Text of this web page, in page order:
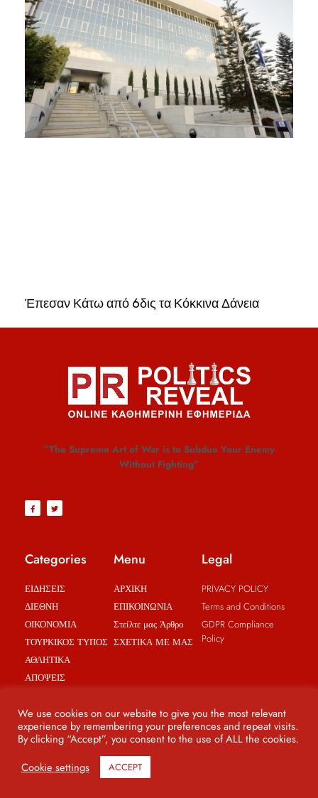
Έπεσαν Κάτω από 6δις τα Κόκκινα Δάνεια
”The Supreme Art of War is to Subdue Your Enemy
Without Fighting”
Categories
ΕΙΔΗΣΕΙΣ
ΔΙΕΘΝΗ
ΟΙΚΟΝΟΜΙΑ
ΤΟΥΡΚΙΚΟΣ ΤΥΠΟΣ
ΑΘΛΗΤΙΚΑ
ΑΠΟΨΕΙΣ
Menu
ΑΡΧΙΚΗ
ΕΠΙΚΟΙΝΩΝΙΑ
Στείλτε μας Άρθρο
ΣΧΕΤΙΚΑ ΜΕ ΜΑΣ
Legal
PRIVACY POLICY
Terms and Conditions
GDPR Compliance
Policy
© Copyright 2021 - Politics Reveal - All rights reserved
Web design by BRICAT
We use cookies on our website to give you the most relevant
experience by remembering your preferences and repeat visits.
By clicking “Accept”, you consent to the use of ALL the cookies.
Cookie settings
ACCEPT